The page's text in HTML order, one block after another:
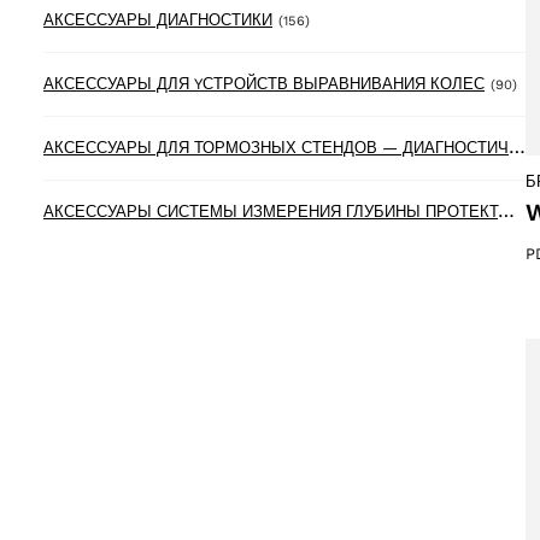
АКСЕССУАРЫ ДИАГНОСТИКИ (156)156 products
АКСЕССУАРЫ ДЛЯ YСТРОЙСТВ ВЫРАВНИВАНИЯ КОЛЕС (90)90
А
КСЕССУАРЫ ДЛЯ ТОРМОЗНЫХ СТЕНДОВ — ДИАГНОСТИЧЕСКИХ ЛИНИЙ
А
КСЕССУАРЫ СИСТЕМЫ ИЗМЕРЕНИЯ ГЛУБИНЫ ПРОТЕКТОРА ШИН